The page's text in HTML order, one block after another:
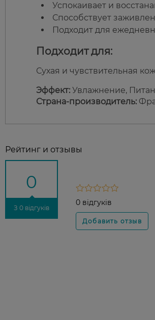
Успокаивает и
Способствует
Подходит для
Подходит для:
Сухая и чувствительная
Эффект: Увлажнение,
Страна-производитель:
Рейтинг и отзывы
0
З 0 відгуків
0 відгуків